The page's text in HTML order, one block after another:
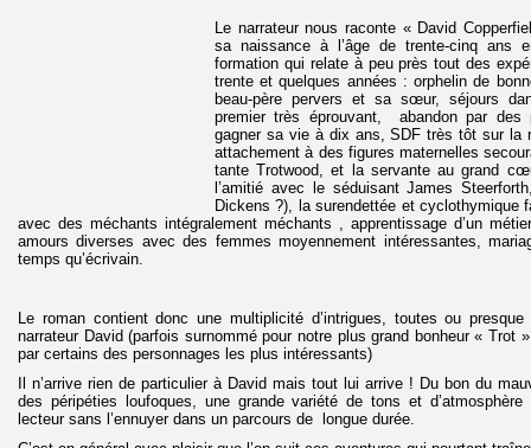
Le narrateur nous raconte « David
sa naissance à l’âge de trente-cinq ans
formation qui relate à peu près tout des
trente et quelques années : orphelin de
beau-père pervers et sa sœur, séjours
premier très éprouvant, abandon par des
gagner sa vie à dix ans, SDF très tôt sur la
attachement à des figures maternelles
tante Trotwood, et la servante au grand
l’amitié avec le séduisant James
Dickens ?), la surendettée et cyclothymique
avec des méchants intégralement méchants , apprentissage d’un
amours diverses avec des femmes moyennement intéressantes,
temps qu’écrivain.
Le roman contient donc une multiplicité d’intrigues, toutes ou
narrateur David (parfois surnommé pour notre plus grand bonheur « Trot
par certains des personnages les plus intéressants)
Il n’arrive rien de particulier à David mais tout lui arrive ! Du bon du
des péripéties loufoques, une grande variété de tons et
lecteur sans l’ennuyer dans un parcours de longue durée.